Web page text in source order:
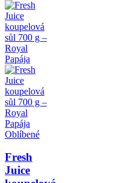
Oblíbené
Fresh
Juice